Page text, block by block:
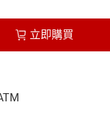
立即購買